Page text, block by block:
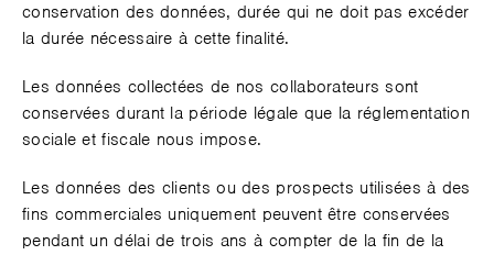
conservation des données, durée qui ne doit pas excéder
la durée nécessaire à cette finalité.
Les données collectées de nos collaborateurs sont
conservées durant la période légale que la réglementation
sociale et fiscale nous impose.
Les données des clients ou des prospects utilisées à des
fins commerciales uniquement peuvent être conservées
pendant un délai de trois ans à compter de la fin de la